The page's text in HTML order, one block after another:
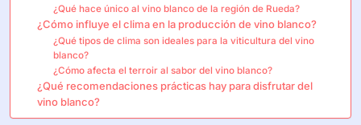
¿Qué hace único al vino blanco de la región de Rueda?
¿Cómo influye el clima en la producción de vino blanco?
¿Qué tipos de clima son ideales para la viticultura del vino
blanco?
¿Cómo afecta el terroir al sabor del vino blanco?
¿Qué recomendaciones prácticas hay para disfrutar del
vino blanco?